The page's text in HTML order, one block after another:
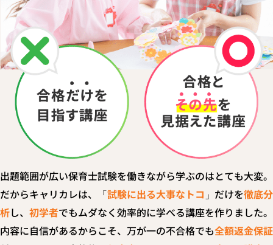
出題範囲が広い保育士試験を働きながら学ぶのはとても大変。
だからキャリカレは、「試験に出る大事なトコ 」だけを徹底分
析し、 初学者でもムダなく効率的に学べる講座を作りました。
内容に自信があるからこそ、万が一の不合格でも全額返金保証